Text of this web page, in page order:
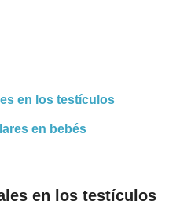
en los testículos
en bebés
en los testículos